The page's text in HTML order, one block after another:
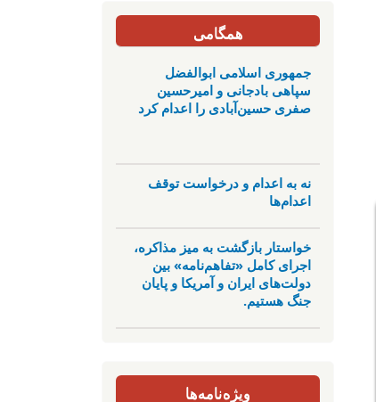
همگامی
جمهوری اسلامی ابوالفضل
سپاهی بادجانی و امیرحسین
صفری حسین‌آبادی را اعدام کرد
نه به اعدام و درخواست توقف
اعدام‌ها
خواستار بازگشت به میز مذاکره،
اجرای کامل «تفاهم‌نامه» بین
دولت‌های ایران و آمریکا و پایان
جنگ هستیم.
ویژه‌نامه‌ها